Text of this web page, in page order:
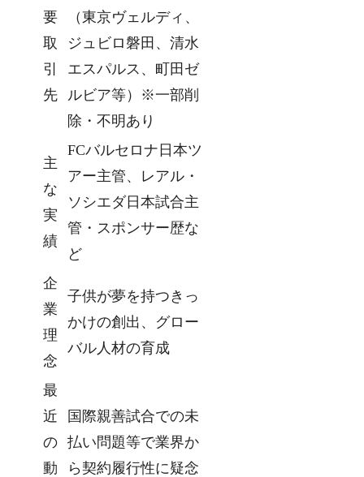
要
取
引
先
（東京ヴェルディ、
ジュビロ磐田、清水
エスパルス、町田ゼ
ルビア等）※一部削
除・不明あり
主
な
実
績
FCバルセロナ日本ツ
アー主管、レアル・
ソシエダ日本試合主
管・スポンサー歴な
ど
企
業
理
念
子供が夢を持つきっ
かけの創出、グロー
バル人材の育成
最
近
の
動
国際親善試合での未
払い問題等で業界か
ら契約履行性に疑念